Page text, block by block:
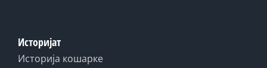
Историјат
Историја кошарке